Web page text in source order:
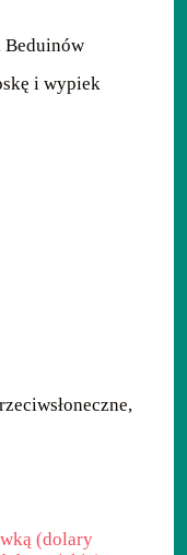
Beduinów
i wypiek
(dolary